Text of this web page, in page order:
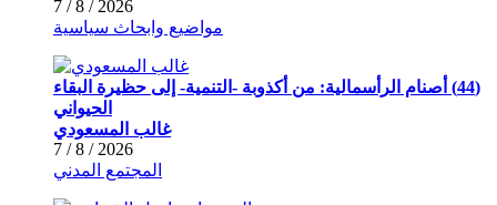
2026 / 8 / 7
مواضيع وابحاث سياسية
(44) أصنام الرأسمالية: من أكذوبة -التنمية- إلى حظيرة البقاء
الحيواني
غالب المسعودي
2026 / 8 / 7
المجتمع المدني